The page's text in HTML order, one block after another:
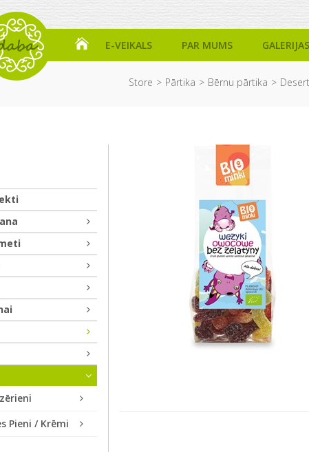
E-VEIKALS PAR MUMS GALERIJAS
Store Pārtika Bērnu pārtika
Pieni / Krēmi